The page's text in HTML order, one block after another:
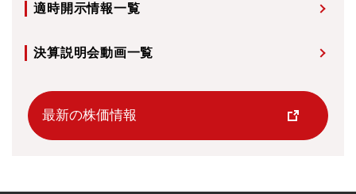
適時開示情報一覧
決算説明会動画一覧
最新の株価情報